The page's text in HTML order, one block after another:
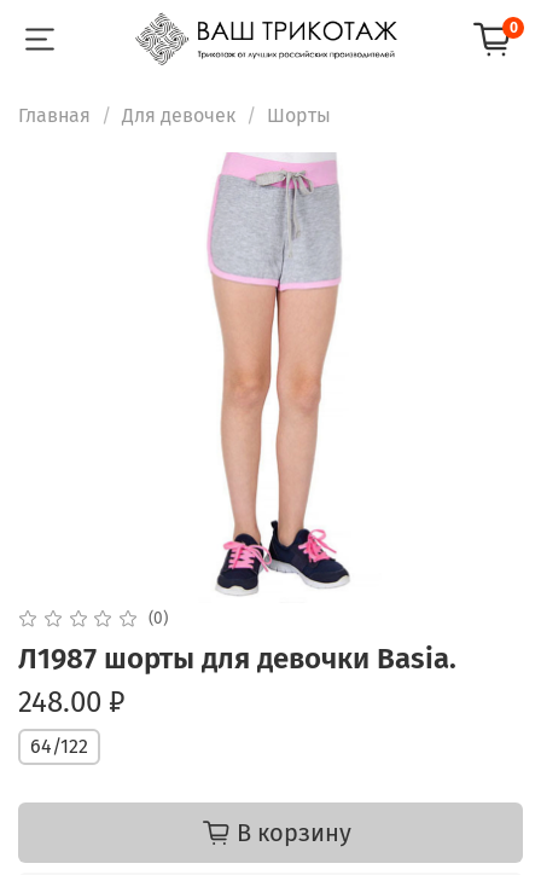
0
Главная Для девочек Шорты
(0)
Л1987 шорты для девочки Basiа.
248.00 ₽
64/122
В корзину